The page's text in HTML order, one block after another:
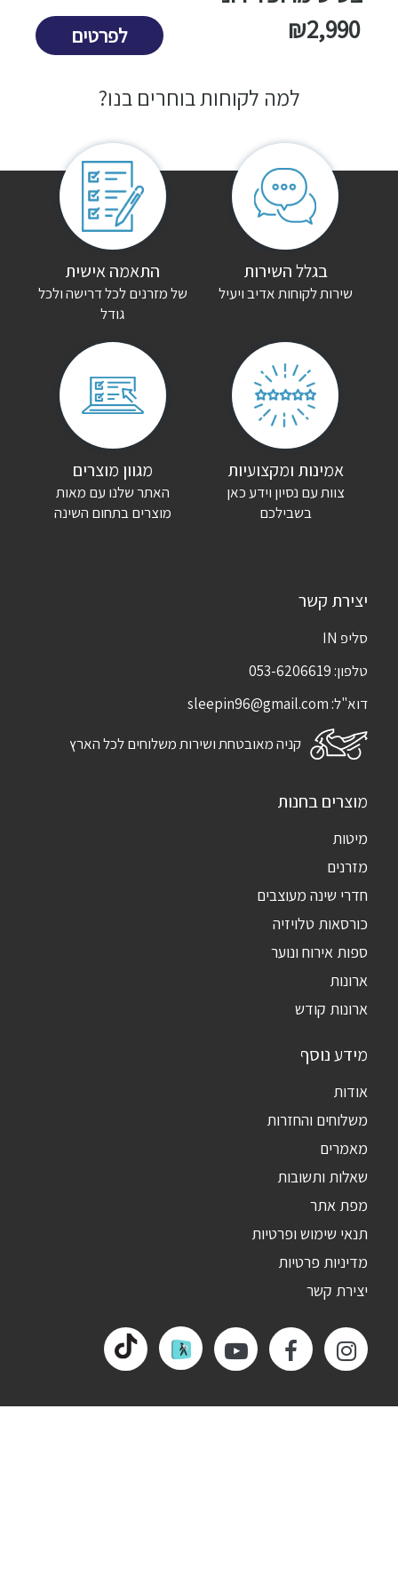
שמור בדפדפן זה את השם, האימייל והאתר שלי לפעם הבאה שאגיב.
2,990
₪ לפרטים
למה לקוחות בוחרים בנו?
בגלל השירות
שירות לקוחות אדיב ויעיל
התאמה אישית
של מזרנים לכל דרישה ולכל
גודל
אמינות ומקצועיות
צוות עם נסיון וידע כאן
בשבילכם
מגוון מוצרים
האתר שלנו עם מאות
מוצרים בתחום השינה
יצירת קשר
סליפ IN
טלפון:053-6206619
דוא"ל:sleepin96@gmail.com
קניה מאובטחת ושירות משלוחים לכל הארץ
מוצרים בחנות
מיטות
מזרנים
חדרי שינה מעוצבים
כורסאות טלויזיה
ספות אירוח ונוער
ארונות
ארונות קודש
מידע נוסף
אודות
משלוחים והחזרות
מאמרים
שאלות ותשובות
מפת אתר
תנאי שימוש ופרטיות
מדיניות פרטיות
יצירת קשר